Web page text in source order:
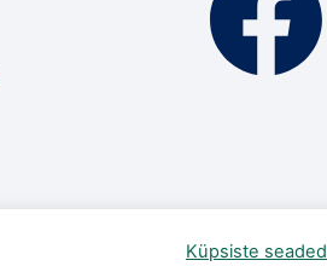
Küpsiste seaded